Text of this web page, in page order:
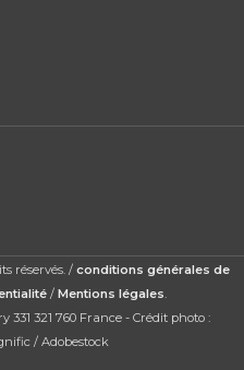
réservés. / conditions générales de
/ Mentions légales
331 321 760 France - Crédit photo :
/ Adobestock